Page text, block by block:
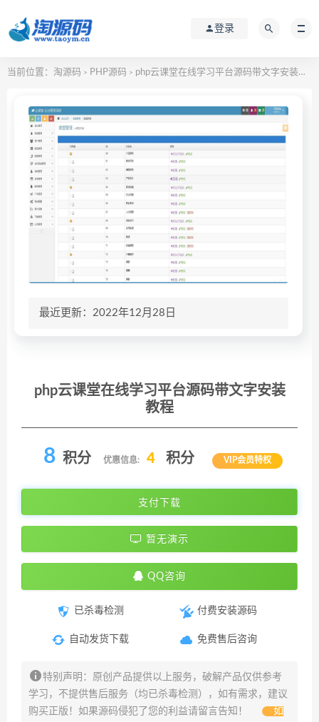
登录
当前位置： 淘源码 > PHP源码 > php云课堂在线学习平台源码带文字安装教程
最近更新：2022年12月28日
php云课堂在线学习平台源码带文字安装
教程
8 积分 优惠信息: 4 积分 VIP会员特权
支付下载
暂无演示
QQ咨询
已杀毒检测
自动发货下载
付费安装源码
免费售后咨询
特别声明：原创产品提供以上服务，破解产品仅供参考
学习，不提供售后服务（均已杀毒检测），如有需求，建议
购买正版！如果源码侵犯了您的利益请留言告知！
如